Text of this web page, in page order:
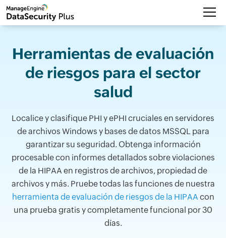
Herramientas de evaluación
de riesgos para el sector
salud
Localice y clasifique PHI y ePHI cruciales en servidores
de archivos Windows y bases de datos MSSQL para
garantizar su seguridad. Obtenga información
procesable con informes detallados sobre violaciones
de la HIPAA en registros de archivos, propiedad de
archivos y más. Pruebe todas las funciones de nuestra
herramienta de evaluación de riesgos de la HIPAA con
una prueba gratis y completamente funcional por 30
días.